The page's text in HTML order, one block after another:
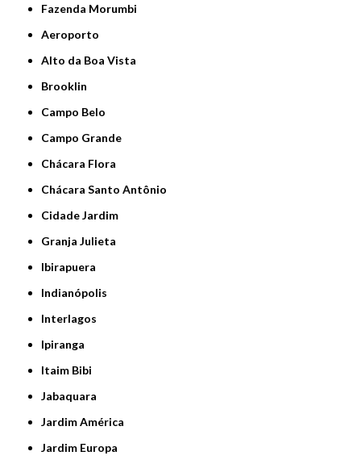
Fazenda Morumbi
Aeroporto
Alto da Boa Vista
Brooklin
Campo Belo
Campo Grande
Chácara Flora
Chácara Santo Antônio
Cidade Jardim
Granja Julieta
Ibirapuera
Indianópolis
Interlagos
Ipiranga
Itaim Bibi
Jabaquara
Jardim América
Jardim Europa